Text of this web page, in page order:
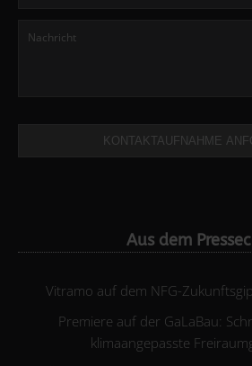
KONTAKTAUFNAHME
Aus dem
Vitramo auf dem NFG-
Premiere auf der GaLaBau:
klimaangepasste